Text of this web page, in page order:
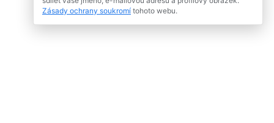
Zásady ochrany soukromí tohoto webu.